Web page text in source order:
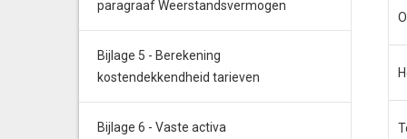
paragraaf Weerstandsvermogen
Bijlage 5 - Berekening
kostendekkendheid tarieven
Bijlage 6 - Vaste activa